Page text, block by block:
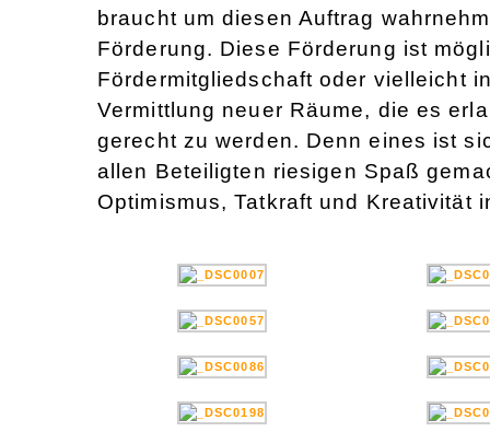
braucht um diesen Auftrag
Förderung. Diese Förderung ist
Fördermitgliedschaft oder vielleicht
Vermittlung neuer Räume, die es
gerecht zu werden. Denn eines ist
allen Beteiligten riesigen Spaß
Optimismus, Tatkraft und Kreativität